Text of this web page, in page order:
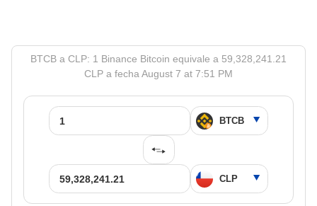
BTCB a CLP: 1 Binance Bitcoin equivale a 59,328,241.21
CLP a fecha August 7 at 7:51 PM